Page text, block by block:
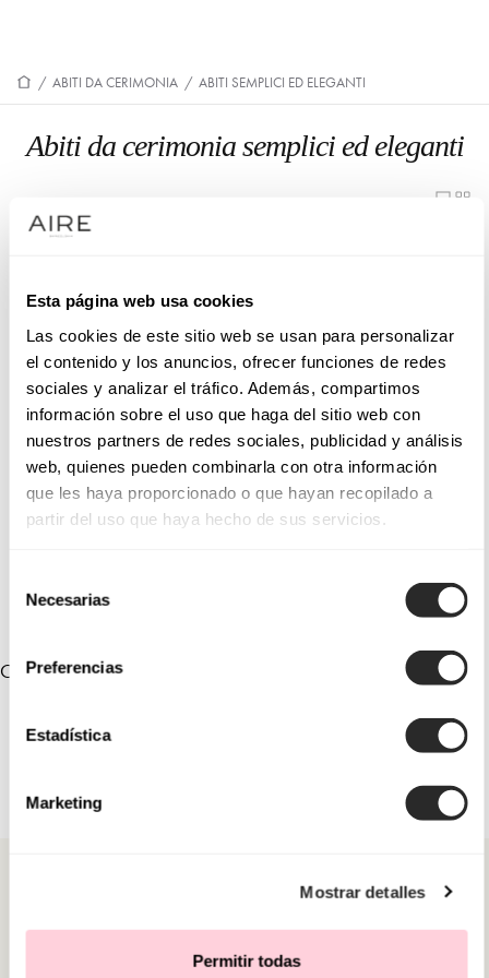
Esta página web usa cookies
Las cookies de este sitio web se usan para personalizar
el contenido y los anuncios, ofrecer funciones de redes
sociales y analizar el tráfico. Además, compartimos
información sobre el uso que haga del sitio web con
nuestros partners de redes sociales, publicidad y análisis
web, quienes pueden combinarla con otra información
que les haya proporcionado o que hayan recopilado a
partir del uso que haya hecho de sus servicios.
Necesarias
Preferencias
Estadística
Marketing
Mostrar detalles
Permitir todas
/ ABITI DA CERIMONIA / ABITI SEMPLICI ED ELEGANTI
Abiti da cerimonia semplici ed eleganti
9U51 9UB4
9U50
COLLEZIONI COLLEGATE